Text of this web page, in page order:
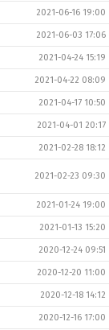
2021-06-16 19:00
2021-06-03 17:06
2021-04-24 15:19
2021-04-22 08:09
2021-04-17 10:50
2021-04-01 20:17
2021-02-28 18:12
2021-02-23 09:30
2021-01-24 19:00
2021-01-13 15:20
2020-12-24 09:51
2020-12-20 11:00
2020-12-18 14:12
2020-12-16 17:00